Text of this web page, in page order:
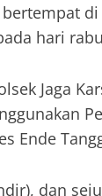
hari
Jaga
Ende
dan